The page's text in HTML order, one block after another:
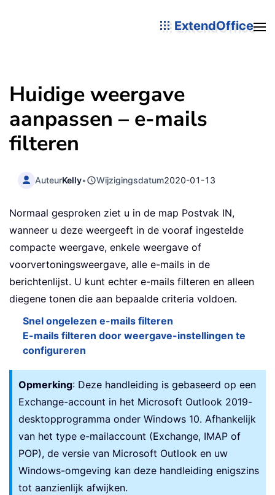
ExtendOffice
Huidige weergave
aanpassen – e-mails
filteren
AuteurKelly• Wijzigingsdatum2020-01-13
Normaal gesproken ziet u in de map Postvak IN,
wanneer u deze weergeeft in de vooraf ingestelde
compacte weergave, enkele weergave of
voorvertoningsweergave, alle e-mails in de
berichtenlijst. U kunt echter e-mails filteren en alleen
diegene tonen die aan bepaalde criteria voldoen.
Snel ongelezen e-mails filteren
E-mails filteren door weergave-instellingen te
configureren
Opmerking: Deze handleiding is gebaseerd op een
Exchange-account in het Microsoft Outlook 2019-
desktopprogramma onder Windows 10. Afhankelijk
van het type e-mailaccount (Exchange, IMAP of
POP), de versie van Microsoft Outlook en uw
Windows-omgeving kan deze handleiding enigszins
tot aanzienlijk afwijken.